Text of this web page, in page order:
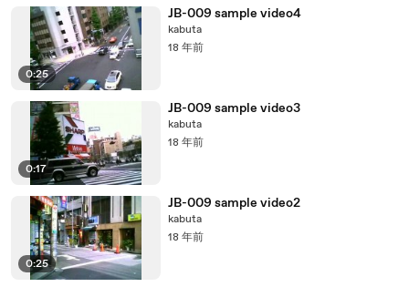
0:25
JB-009 sample video4
kabuta
18 年前
0:17
JB-009 sample video3
kabuta
18 年前
0:25
JB-009 sample video2
kabuta
18 年前